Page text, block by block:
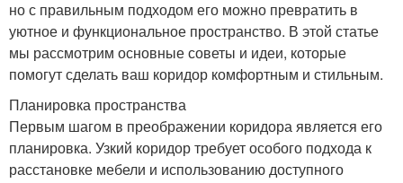
но с правильным подходом его можно превратить в
уютное и функциональное пространство. В этой статье
мы рассмотрим основные советы и идеи, которые
помогут сделать ваш коридор комфортным и стильным.
Планировка пространства
Первым шагом в преображении коридора является его
планировка. Узкий коридор требует особого подхода к
расстановке мебели и использованию доступного